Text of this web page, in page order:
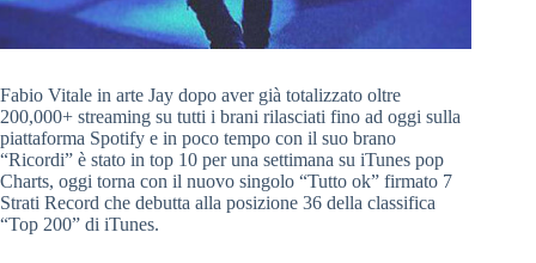
Fabio Vitale in arte Jay dopo aver già totalizzato oltre
200,000+ streaming su tutti i brani rilasciati fino ad oggi sulla
piattaforma Spotify e in poco tempo con il suo brano
“Ricordi” è stato in top 10 per una settimana su iTunes pop
Charts, oggi torna con il nuovo singolo “Tutto ok” firmato 7
Strati Record che debutta alla posizione 36 della classifica
“Top 200” di iTunes.